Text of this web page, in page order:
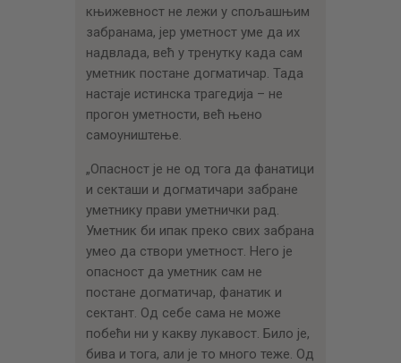
књижевност не лежи у спољашњим
забранама, јер уметност уме да их
надвлада, већ у тренутку када сам
уметник постане догматичар. Тада
настаје истинска трагедија – не
прогон уметности, већ њено
самоуништење.
„Опасност је не од тога да фанатици
и секташи и догматичари забране
уметнику прави уметнички рад.
Уметник би ипак преко свих забрана
умео да створи уметност. Него је
опасност да уметник сам не
постане догматичар, фанатик и
сектант. Од себе сама не може
побећи ни у какву лукавост. Било је,
бива и тога, али је то много теже. Од